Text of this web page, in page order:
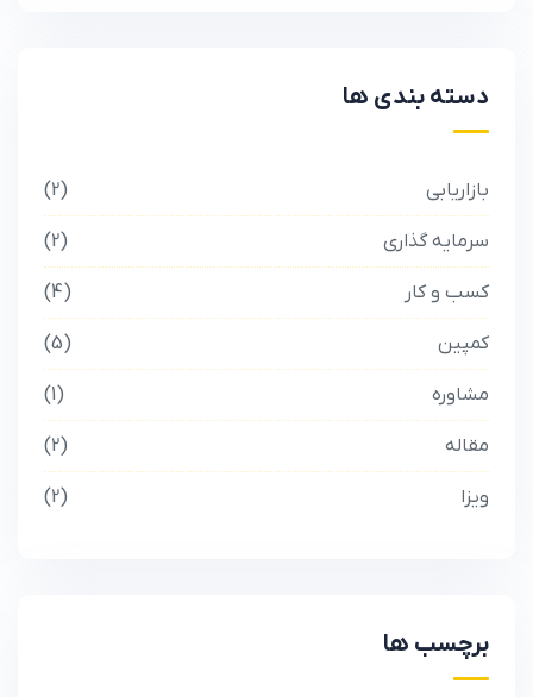
دسته بندی ها
بازاریابی 2
سرمایه گذاری 2
کسب و کار 4
کمپین 5
مشاوره 1
مقاله 2
ویزا 2
برچسب ها